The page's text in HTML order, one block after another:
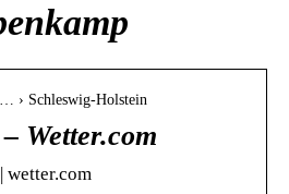
› Schleswig-Holstein
Wetter.com
wetter.com